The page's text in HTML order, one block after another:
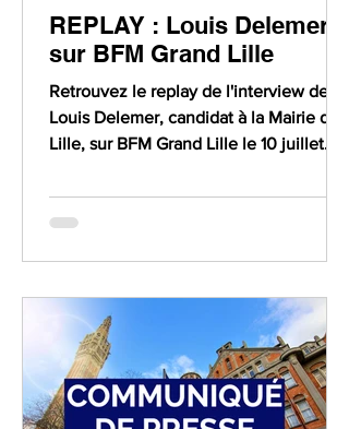
REPLAY : Louis Delemer
sur BFM Grand Lille
Retrouvez le replay de l'interview de
Louis Delemer, candidat à la Mairie de
Lille, sur BFM Grand Lille le 10 juillet